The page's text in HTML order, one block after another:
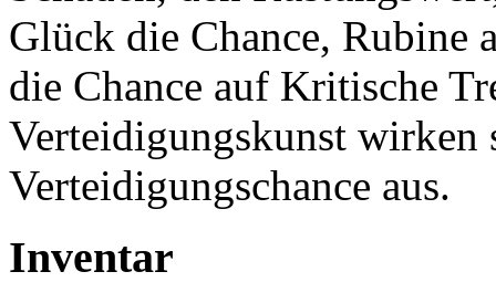
Glück die Chance, Rubine
die Chance auf Kritische
Verteidigungskunst wirken
Verteidigungschance aus.
Inventar